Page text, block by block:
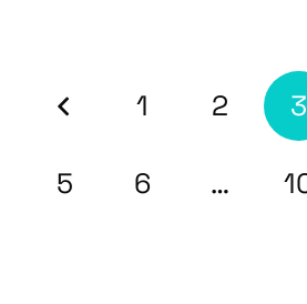
1 2 3
5 6 …